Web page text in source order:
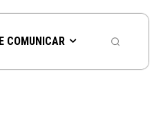
COMUNICAR